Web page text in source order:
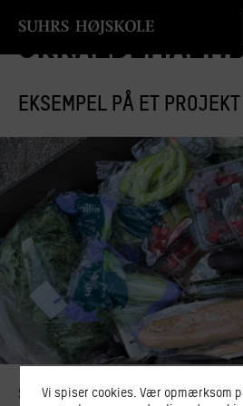
EKSEMPEL PÅ ET PROJEKT
Skraldemåltid
Vi spiser cookies. Vær opmærksom